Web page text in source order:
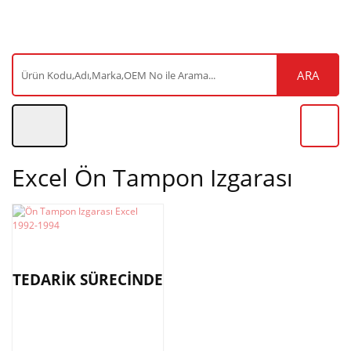
ARA
Excel Ön Tampon Izgarası
TEDARİK SÜRECİNDE